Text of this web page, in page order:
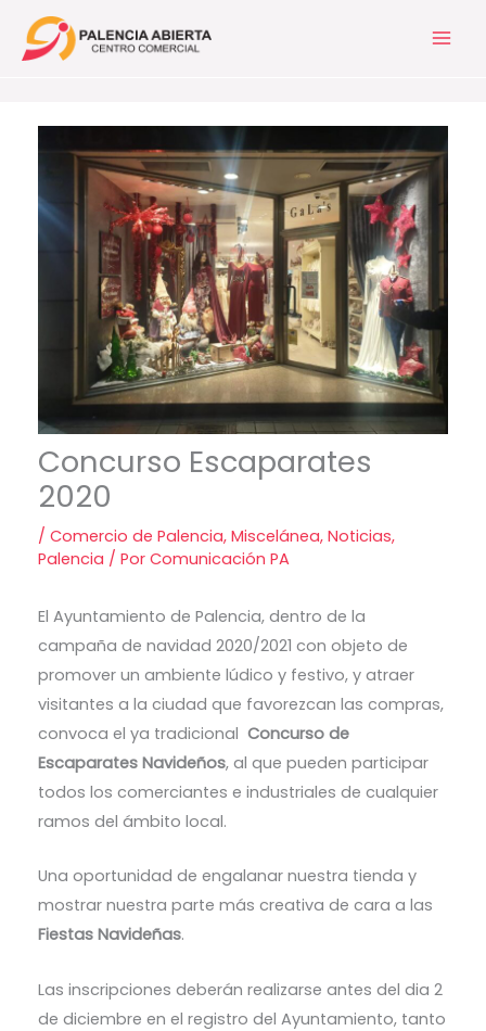
Concurso Escaparates
2020
/ Comercio de Palencia, Miscelánea, Noticias,
Palencia / Por Comunicación PA
El Ayuntamiento de Palencia, dentro de la
campaña de navidad 2020/2021 con objeto de
promover un ambiente lúdico y festivo, y atraer
visitantes a la ciudad que favorezcan las compras,
convoca el ya tradicional Concurso de
Escaparates Navideños, al que pueden participar
todos los comerciantes e industriales de cualquier
ramos del ámbito local.
Una oportunidad de engalanar nuestra tienda y
mostrar nuestra parte más creativa de cara a las
Fiestas Navideñas.
Las inscripciones deberán realizarse antes del dia 2
de diciembre en el registro del Ayuntamiento, tanto